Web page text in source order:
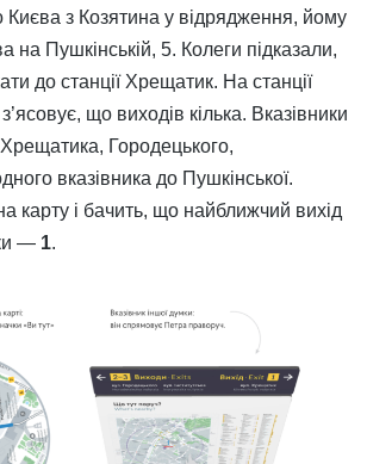
Києва з Козятина у відрядження, йому
на Пушкінській, 5. Колеги підказали,
до станції Хрещатик. На станції
що виходів кілька. Вказівники
Городецького,
вказівника до Пушкінської.
карту і бачить, що найближчий вихід
— 1.